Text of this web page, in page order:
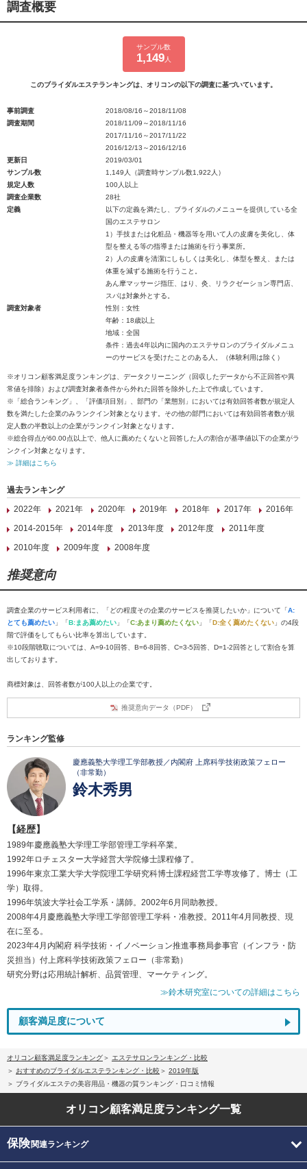
調査概要
サンプル数
1,149人
このブライダルエステランキングは、オリコンの以下の調査に基づいています。
事前調査
2018/08/16～2018/11/08
調査期間
2018/11/09～2018/11/16
2017/11/16～2017/11/22
2016/12/13～2016/12/16
更新日
2019/03/01
サンプル数
1,149人（調査時サンプル数1,922人）
規定人数
100人以上
調査企業数
28社
定義
以下の定義を満たし、ブライダルのメニューを提供している全
国のエステサロン
1）手技または化粧品・機器等を用いて人の皮膚を美化し、体
型を整える等の指導または施術を行う事業所。
2）人の皮膚を清潔にしもしくは美化し、体型を整え、または
体重を減ずる施術を行うこと。
あん摩マッサージ指圧、はり、灸、リラクゼーション専門店、
スパは対象外とする。
調査対象者
性別：女性
年齢：18歳以上
地域：全国
条件：過去4年以内に国内のエステサロンのブライダルメニュ
ーのサービスを受けたことのある人。（体験利用は除く）
※オリコン顧客満足度ランキングは、データクリーニング（回収したデータから不正回答や異
常値を排除）および調査対象者条件から外れた回答を除外した上で作成しています。
※「総合ランキング」、「評価項目別」、部門の「業態別」においては有効回答者数が規定人
数を満たした企業のみランクイン対象となります。その他の部門においては有効回答者数が規
定人数の半数以上の企業がランクイン対象となります。
※総合得点が60.00点以上で、他人に薦めたくないと回答した人の割合が基準値以下の企業がラ
ンクイン対象となります。
≫ 詳細はこちら
過去ランキング
2022年
2021年 2020年 2019年 2018年 2017年
2016年
2014-2015年
2014年度 2013年度 2012年度
2011年度
2010年度
2009年度 2008年度
推奨意向
調査企業のサービス利用者に、「どの程度その企業のサービスを推奨したいか」について「A:
とても薦めたい 」「B:まあ薦めたい 」「C:あまり薦めたくない 」「D:全く薦めたくない 」の4段
階で評価をしてもらい比率を算出しています。
※10段階聴取については、A=9-10回答、B=6-8回答、C=3-5回答、D=1-2回答として割合を算
出しております。
商標対象は、回答者数が100人以上の企業です。
推奨意向データ（PDF）
ランキング監修
慶應義塾大学理工学部教授／内閣府 上席科学技術政策フェロー
（非常勤）
鈴木秀男
【経歴】
1989年慶應義塾大学理工学部管理工学科卒業。
1992年ロチェスター大学経営大学院修士課程修了。
1996年東京工業大学大学院理工学研究科博士課程経営工学専攻修了。博士（工
学）取得。
1996年筑波大学社会工学系・講師。2002年6月同助教授。
2008年4月慶應義塾大学理工学部管理工学科・准教授。2011年4月同教授、現
在に至る。
2023年4月内閣府 科学技術・イノベーション推進事務局参事官（インフラ・防
災担当）付上席科学技術政策フェロー（非常勤）
研究分野は応用統計解析、品質管理、マーケティング。
≫鈴木研究室についての詳細はこちら
顧客満足度について
オリコン顧客満足度ランキング
エステサロンランキング・比較
おすすめのブライダルエステランキング・比較
2019年版
ブライダルエステの美容用品・機器の質ランキング・口コミ情報
オリコン顧客満足度ランキング一覧
保険関連ランキング